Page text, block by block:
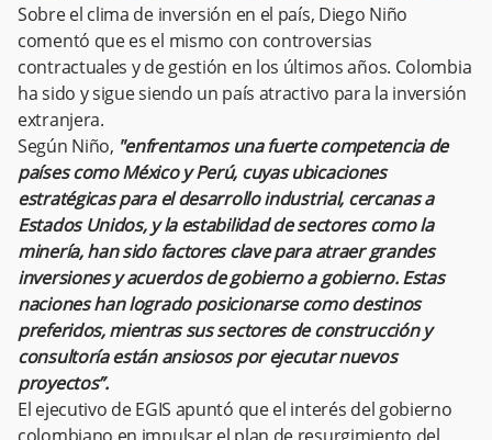
Sobre el clima de inversión en el país, Diego Niño
comentó que es el mismo con controversias
contractuales y de gestión en los últimos años. Colombia
ha sido y sigue siendo un país atractivo para la inversión
extranjera.
Según Niño, "enfrentamos una fuerte competencia de
países como México y Perú, cuyas ubicaciones
estratégicas para el desarrollo industrial, cercanas a
Estados Unidos, y la estabilidad de sectores como la
minería, han sido factores clave para atraer grandes
inversiones y acuerdos de gobierno a gobierno. Estas
naciones han logrado posicionarse como destinos
preferidos, mientras sus sectores de construcción y
consultoría están ansiosos por ejecutar nuevos
proyectos”.
El ejecutivo de EGIS apuntó que el interés del gobierno